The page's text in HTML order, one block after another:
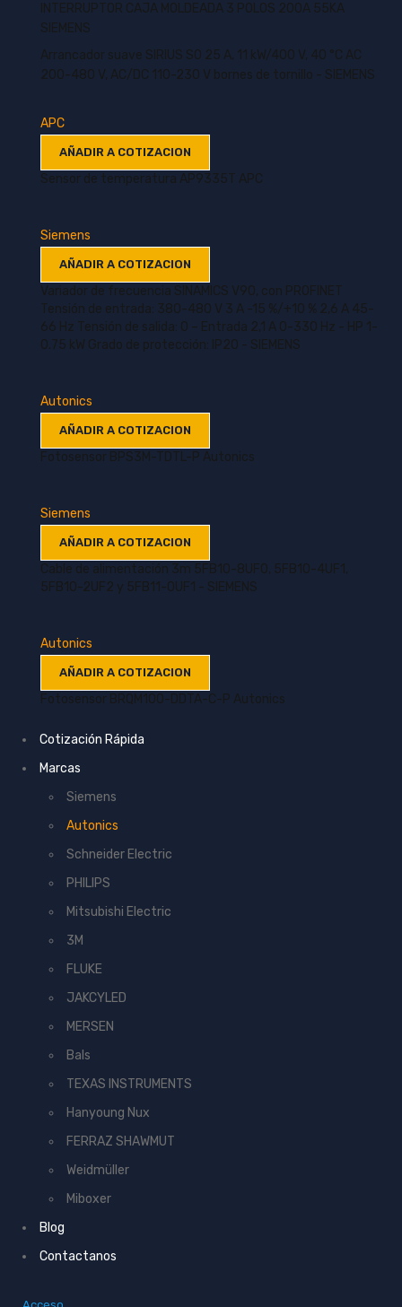
INTERRUPTOR CAJA MOLDEADA 3 POLOS 200A 55KA
SIEMENS
Arrancador suave SIRIUS S0 25 A, 11 kW/400 V, 40 °C AC
200-480 V, AC/DC 110-230 V bornes de tornillo - SIEMENS
APC
AÑADIR A COTIZACION
Sensor de temperatura AP9335T APC
Siemens
AÑADIR A COTIZACION
Variador de frecuencia SINAMICS V90, con PROFINET
Tensión de entrada: 380-480 V 3 A -15 %/+10 % 2,6 A 45-
66 Hz Tensión de salida: 0 – Entrada 2,1 A 0-330 Hz - HP 1-
0.75 kW Grado de protección: IP20 - SIEMENS
Autonics
AÑADIR A COTIZACION
Fotosensor BPS3M-TDTL-P Autonics
Siemens
AÑADIR A COTIZACION
Cable de alimentación 3m 5FB10-8UF0, 5FB10-4UF1,
5FB10-2UF2 y 5FB11-0UF1 - SIEMENS
Autonics
AÑADIR A COTIZACION
Fotosensor BRQM100-DDTA-C-P Autonics
Cotización Rápida
Marcas
Siemens
Autonics
Schneider Electric
PHILIPS
Mitsubishi Electric
3M
FLUKE
JAKCYLED
MERSEN
Bals
TEXAS INSTRUMENTS
Hanyoung Nux
FERRAZ SHAWMUT
Weidmüller
Miboxer
Blog
Contactanos